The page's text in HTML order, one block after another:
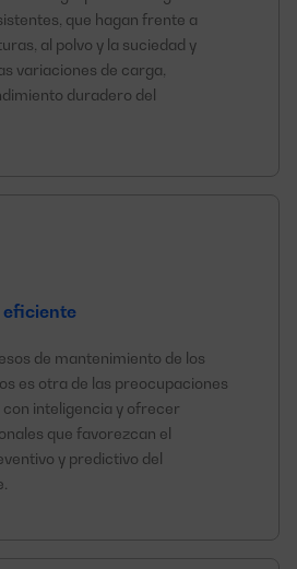
que hagan frente a
al polvo y la suciedad y
variaciones de carga,
duradero del
de mantenimiento de los
es otra de las preocupaciones
inteligencia y ofrecer
que favorezcan el
y predictivo del